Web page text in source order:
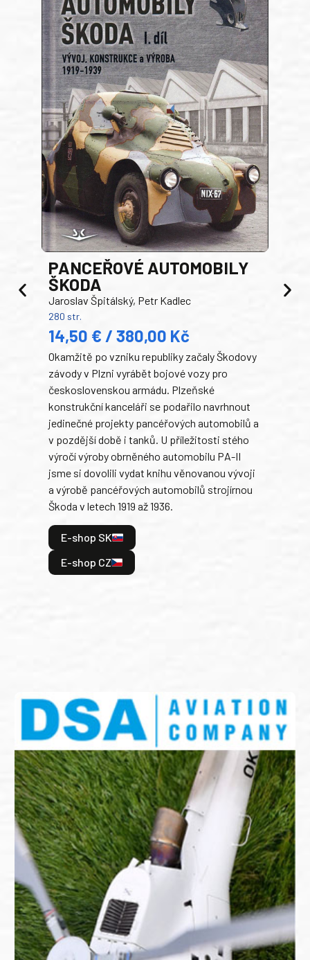
PANCEŘOVÉ AUTOMOBILY
ŠKODA
Jaroslav Špitálský, Petr Kadlec
280 str.
14,50 € / 380,00 Kč
Okamžitě po vzniku republiky začaly Škodovy
závody v Plzni vyrábět bojové vozy pro
československou armádu. Plzeňské
konstrukční kanceláři se podařilo navrhnout
jedinečné projekty pancéřových automobilů a
v pozdější době i tanků. U příležitosti stého
výročí výroby obrněného automobilu PA-II
jsme si dovolili vydat knihu věnovanou vývoji
a výrobě pancéřových automobilů strojírnou
Škoda v letech 1919 až 1936.
E-shop SK
E-shop CZ